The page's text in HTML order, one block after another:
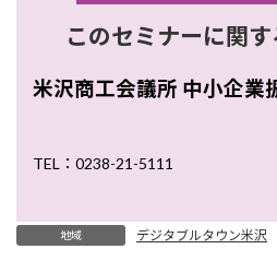
このセミナーに関
米沢商工会議所 中小企業
TEL：0238-21-5111
地域 デジタブルタウン米沢